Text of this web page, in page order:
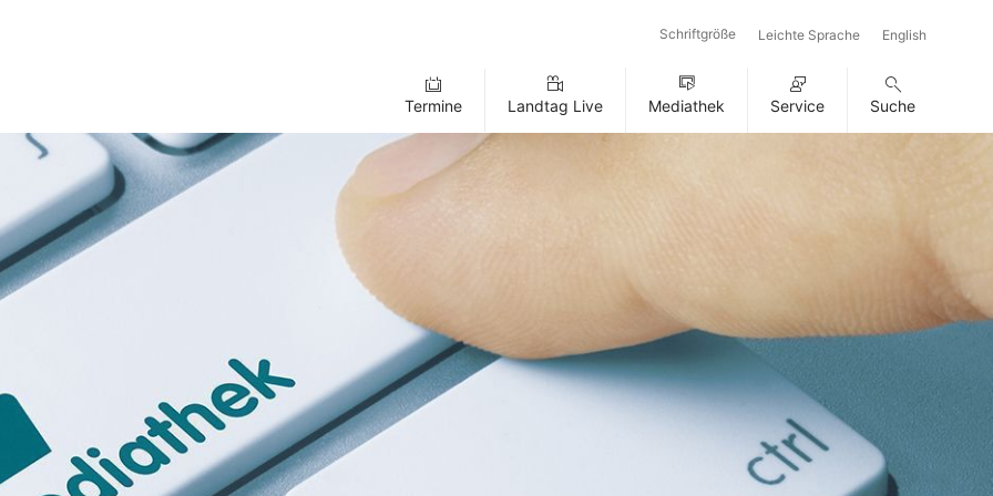
Schriftgröße Leichte Sprache English
Termine Landtag Live Mediathek Service Suche